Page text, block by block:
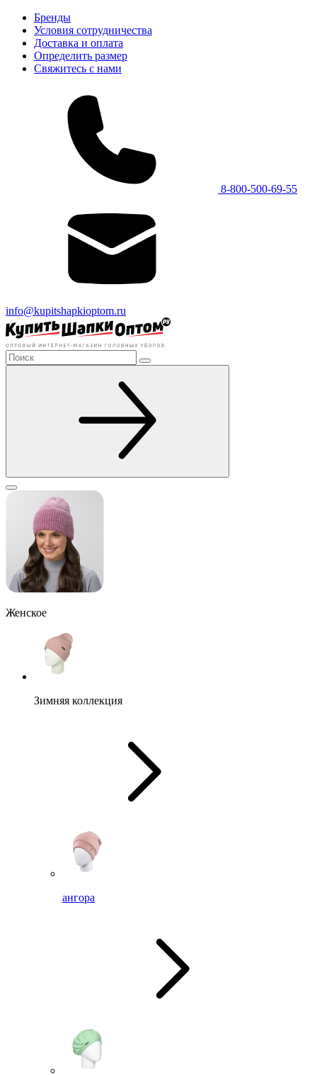
Бренды
Условия сотрудничества
Доставка и оплата
Определить размер
Свяжитесь с нами
8-800-500-69-55
info@kupitshapkioptom.ru
Женское
Зимняя коллекция
ангора